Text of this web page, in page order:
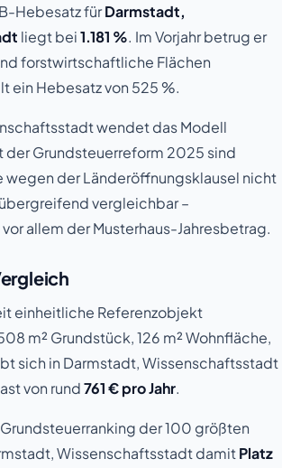
Hebesatz fürDarmstadt,
liegt bei1.181 %. Im Vorjahr betrug er
forstwirtschaftliche Flächen
ein Hebesatz von 525 %.
wendet das Modell
der Grundsteuerreform 2025 sind
wegen der Länderöffnungsklausel nicht
vergleichbar –
allem der Musterhaus-Jahresbetrag.
einheitliche Referenzobjekt
m² Grundstück, 126 m² Wohnfläche,
sich in Darmstadt, Wissenschaftsstadt
von rund761 € pro Jahr.
der 100 größten
Wissenschaftsstadt damitPlatz